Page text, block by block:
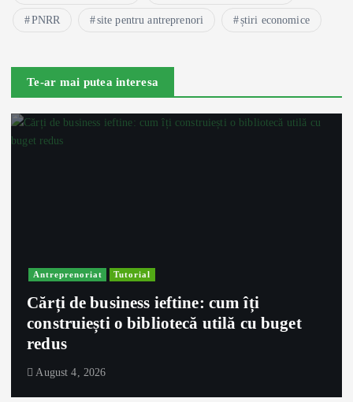
PNRR site pentru antreprenori știri economice
Te-ar mai putea interesa
Antreprenoriat Tutorial
Cărți de business ieftine: cum îți
construiești o bibliotecă utilă cu buget
redus
August 4, 2026